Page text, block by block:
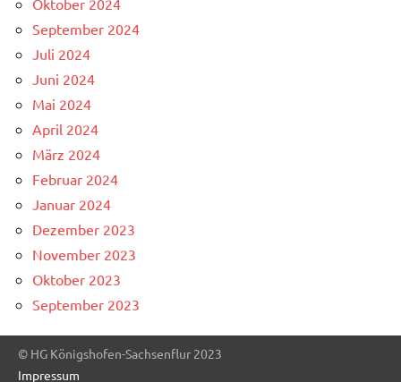
September 2024
Juli 2024
Juni 2024
Mai 2024
April 2024
März 2024
Februar 2024
Januar 2024
Dezember 2023
November 2023
Oktober 2023
September 2023
© HG Königshofen-Sachsenflur 2023
Impressum